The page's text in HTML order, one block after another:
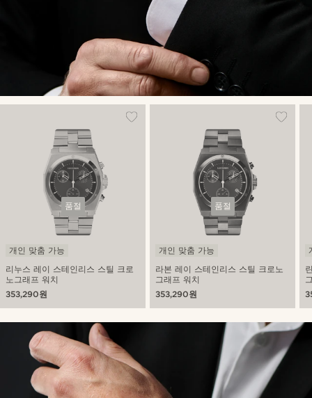
품절
리누스 레이 스테인리스 스틸 크로
노그래프 워치
개인 맞춤 가능
353,290원
품절
라본 레이 스테인리스 스틸 크로노
그래프 워치
개인 맞춤 가능
353,290원